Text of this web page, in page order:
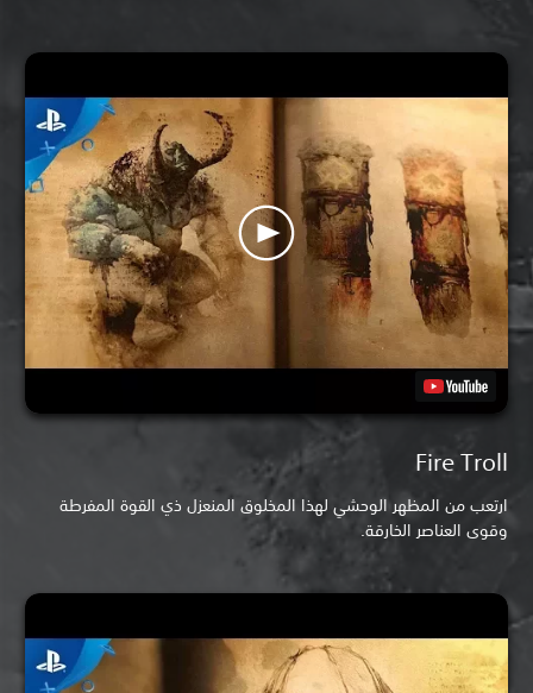
Fire Troll
ارتعب من المظهر الوحشي لهذا المخلوق المنعزل ذي القوة المفرطة
وقوى العناصر الخارقة.